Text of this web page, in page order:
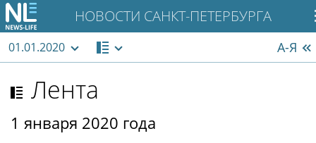
НОВОСТИ САНКТ-ПЕТЕРБУРГА
01.01.2020 А-Я
Лента
1 января 2020 года